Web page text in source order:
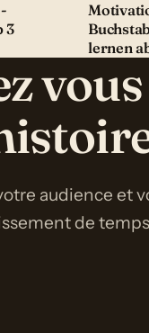
3
lernen
audience et
de